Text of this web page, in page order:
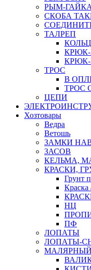
РЫМ-ГАЙКА
СКОБА
ТАЛРЕП
ТРОС
В
ТРОС
ЦЕПИ
Хозтовары
Ведра
Ветошь
ЗАМКИ
ЗАСОВ
КЕЛЬМА,
КРАСКИ,
Грунт
Краска
НЦ
ПФ
ЛОПАТЫ
ЛОПАТЫ-